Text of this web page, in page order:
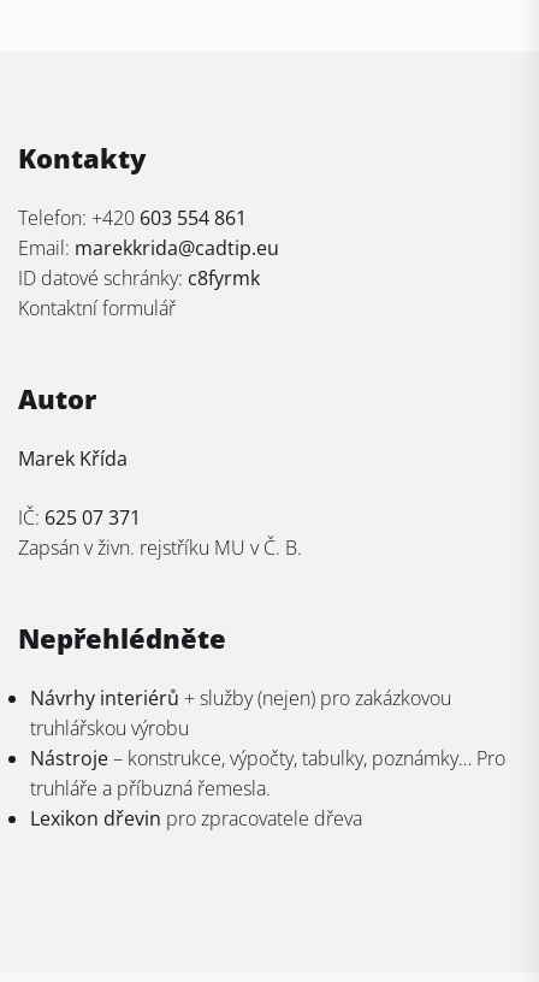
Kontakty
Telefon: +420 603 554 861
Email: marekkrida@cadtip.eu
ID datové schránky: c8fyrmk
Kontaktní formulář
Autor
Marek Křída
IČ: 625 07 371
Zapsán v živn. rejstříku MU v Č. B.
Nepřehlédněte
Návrhy interiérů + služby (nejen) pro zakázkovou
truhlářskou výrobu
Nástroje– konstrukce, výpočty, tabulky, poznámky… Pro
truhláře a příbuzná řemesla.
Lexikon dřevin pro zpracovatele dřeva